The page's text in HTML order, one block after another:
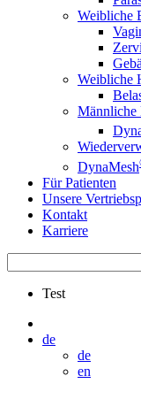
Weibliche
Weibliche
Männliche
DynaMesh
Für Patienten
Unsere
Kontakt
Karriere
Test
de
de
en